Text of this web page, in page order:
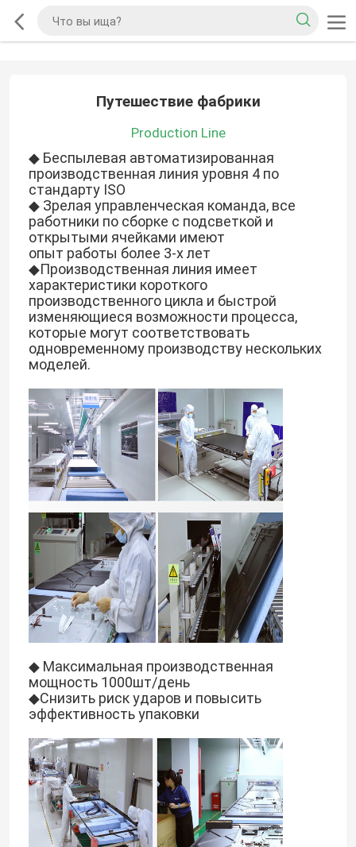
Путешествие фабрики
Production Line
◆ Беспылевая автоматизированная
производственная линия уровня 4 по
стандарту ISO
◆ Зрелая управленческая команда, все
работники по сборке с подсветкой и
открытыми ячейками имеют
опыт работы более 3-х лет
◆Производственная линия имеет
характеристики короткого
производственного цикла и быстрой
изменяющиеся возможности процесса,
которые могут соответствовать
одновременному производству нескольких
моделей.
◆ Максимальная производственная
мощность 1000шт/день
◆Снизить риск ударов и повысить
эффективность упаковки